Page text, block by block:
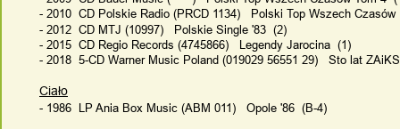
- 2010  CD Polskie Radio (PRCD 1134)   Polski Top Wszech Czasów
- 2012  CD MTJ (10997)   Polskie Single '83  (2)
- 2015  CD Regio Records (4745866)   Legendy Jarocina  (1)
- 2018  5-CD Warner Music Poland (019029 56551 29)   Sto lat
Ciało
- 1986  LP Ania Box Music (ABM 011)   Opole '86  (B-4)